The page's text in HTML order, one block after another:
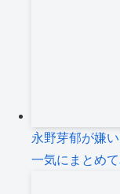
永野芽郁が嫌
一気にまとめて